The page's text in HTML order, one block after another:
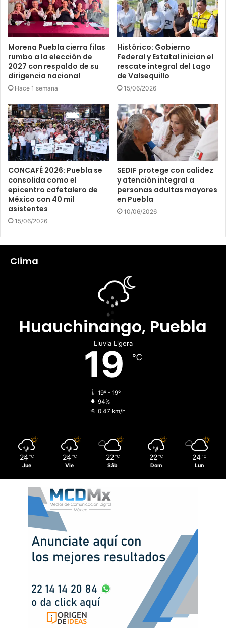
Morena Puebla cierra filas
rumbo a la elección de
2027 con respaldo de su
dirigencia nacional
Hace 1 semana
Histórico: Gobierno
Federal y Estatal inician el
rescate integral del Lago
de Valsequillo
15/06/2026
CONCAFÉ 2026: Puebla se
consolida como el
epicentro cafetalero de
México con 40 mil
asistentes
15/06/2026
SEDIF protege con calidez
y atención integral a
personas adultas mayores
en Puebla
10/06/2026
Clima
Huauchinango, Puebla
Lluvia Ligera
19 ℃
19º - 19º
94%
0.47 km/h
24 ℃
Jue
24 ℃
Vie
22 ℃
Sáb
22 ℃
Dom
24 ℃
Lun